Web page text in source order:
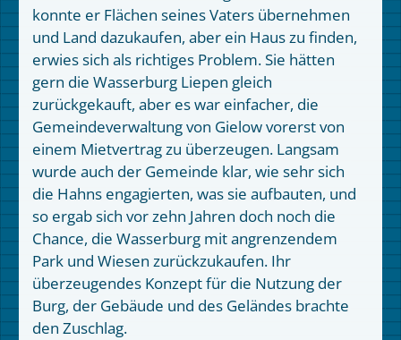
konnte er Flächen seines Vaters übernehmen
und Land dazukaufen, aber ein Haus zu finden,
erwies sich als richtiges Problem. Sie hätten
gern die Wasserburg Liepen gleich
zurückgekauft, aber es war einfacher, die
Gemeindeverwaltung von Gielow vorerst von
einem Mietvertrag zu überzeugen. Langsam
wurde auch der Gemeinde klar, wie sehr sich
die Hahns engagierten, was sie aufbauten, und
so ergab sich vor zehn Jahren doch noch die
Chance, die Wasserburg mit angrenzendem
Park und Wiesen zurückzukaufen. Ihr
überzeugendes Konzept für die Nutzung der
Burg, der Gebäude und des Geländes brachte
den Zuschlag.